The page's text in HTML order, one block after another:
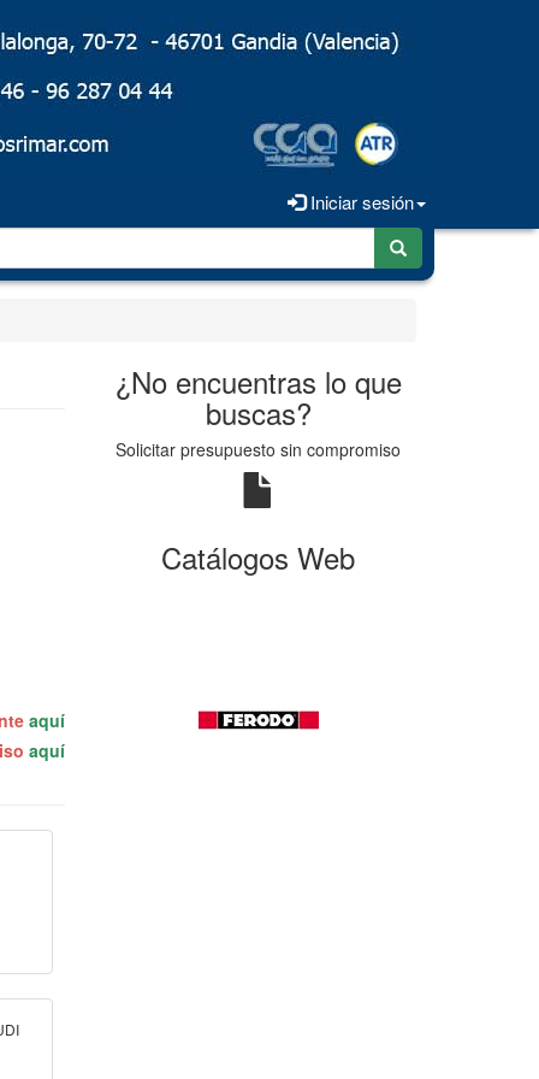
Iniciar sesión
aquí
aquí
¿No encuentras lo que
buscas?
Solicitar presupuesto sin compromiso
Catálogos Web